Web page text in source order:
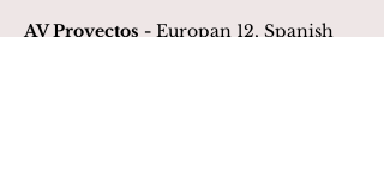
AV Proyectos - Europan 12, Spanish